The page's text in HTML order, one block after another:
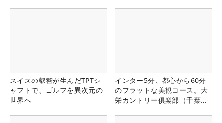
スイスの叡智が生んだTPTシ
ャフトで、ゴルフを異次元の
世界へ
インター5分、都心から60分
のフラットな美観コース。大
栄カントリー俱楽部（千葉